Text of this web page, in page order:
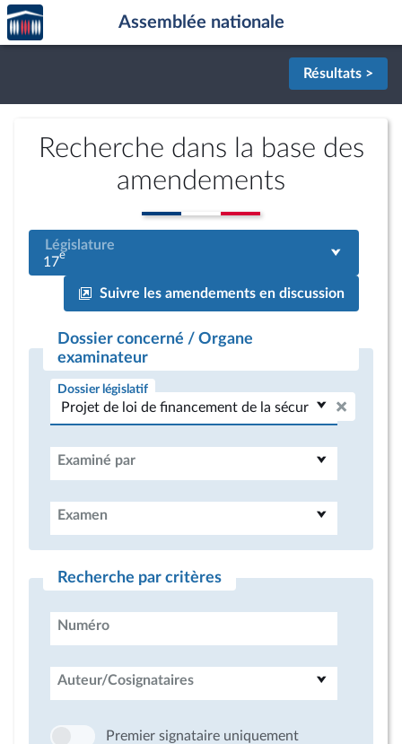
Aller au contenu
Aller en bas de la page
Accèder
à la
page
Assemblée nationale
Résultats >
Recherche dans la base des
amendements
Législature
17e
Suivre les amendements en discussion
Dossier concerné / Organe
examinateur
Dossier législatif
Examiné par
Examen
Recherche par critères
Numéro
Auteur/Cosignataires
Premier signataire uniquement